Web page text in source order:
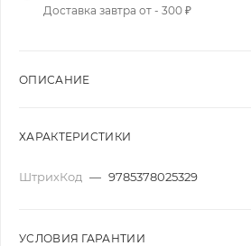
Доставка завтра от - 300 ₽
ОПИСАНИЕ
ХАРАКТЕРИСТИКИ
ШтрихКод — 9785378025329
УСЛОВИЯ ГАРАНТИИ